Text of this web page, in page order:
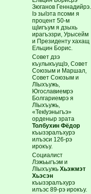
Зюганов Геннадийрэ.
Iэ зыIэта псоми я
процент 50-м
щIигъум я дзыхь
ирагъэзри, Урысейм
и Президенту хахащ
Ельцин Борис.
Совет дзэ
къулыкъущIэ, Совет
Союзым и Маршал,
Совет Союзым и
ЛIыхъужь,
Югославиемрэ
Болгариемрэ я
ЛIыхъужь,
«ТекIуэныгъэ»
орденыр зрата
Толбухин Фёдор
къызэралъхурэ
илъэси 126-рэ
ирокъу.
Социалист
Лэжьыгъэм и
ЛIыхъужьХьэжмэт
Хьэсэн
къызэралъхурэ
илъэс 89-рэ ирокъу.